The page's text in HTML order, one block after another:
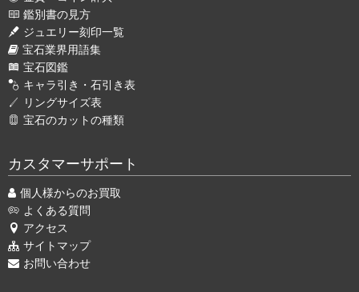
鑑別書の見方
ジュエリー刻印一覧
宝石業界用語集
宝石図鑑
キャラ引き・石引き表
リングサイズ表
宝石のカットの種類
カスタマーサポート
個人様からのお買取
よくある質問
アクセス
サイトマップ
お問い合わせ